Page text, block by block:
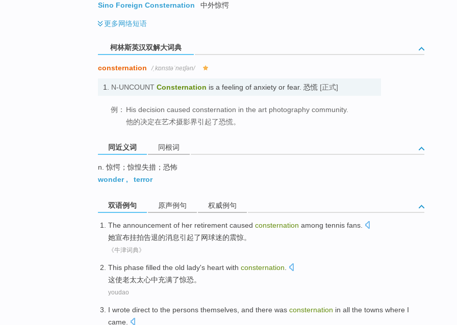
Sino Foreign Consternation
中外惊愕
更多网络短语
柯林斯英汉双解大词典
consternation /ˌkɒnstəˈneɪʃən/
1. N-UNCOUNT Consternation is a feeling of anxiety or fear. 恐慌 [正式]
例： His decision caused consternation in the art photography community.
他的决定在艺术摄影界引起了恐慌。
同近义词 同根词
n. 惊愕；惊惶失措；恐怖
wonder, terror
双语例句 原声例句 权威例句
The announcement of her retirement caused consternation among tennis fans
她宣布挂拍告退的消息引起了网球迷的震惊。
《牛津词典》
This phase filled the old lady's heart with consternation
这使老太太心中充满了惊恐。
youdao
I wrote direct to the persons themselves, and there was consternation in all the towns where I
came